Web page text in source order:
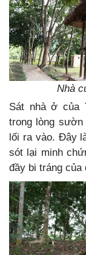
Nhà
Sát nhà ở của
trong lòng sườn
lối ra vào. Đây
sót lại minh
đầy bi tráng của